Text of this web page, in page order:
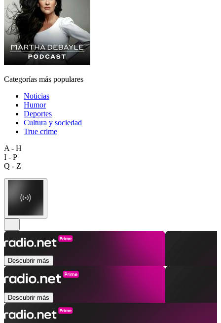
Categorías más populares
Noticias
Humor
Deportes
Cultura y sociedad
True crime
A - H
I - P
Q - Z
Descubrir más
Descubrir más